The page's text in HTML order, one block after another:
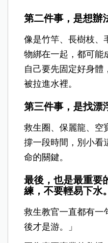
第二件事，是想辦
像是竹竿、長樹枝、
物綁在一起，都可能
自己要先固定好身體
被拉進水裡。
第三件事，是找漂
救生圈、保麗龍、空
撐一段時間，別小看
命的關鍵。
最後，也是最重要
練，不要輕易下水。
救生教官一直都有一
後才是游。」